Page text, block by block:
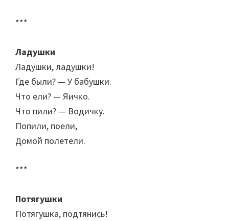
***
Ладушки
Ладушки, ладушки!
Где были? — У бабушки.
Что ели? — Яичко.
Что пили? — Водичку.
Попили, поели,
Домой полетели.
***
Потягушки
Потягушка, подтянись!